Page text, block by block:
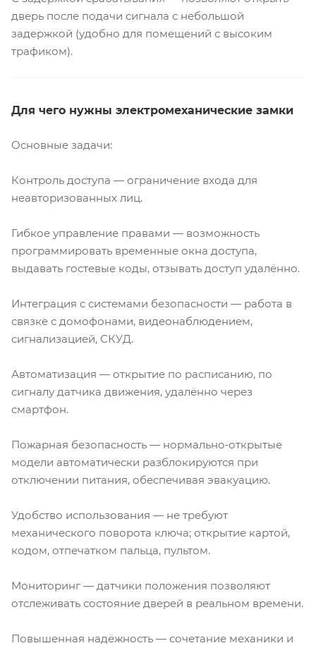
дверь после подачи сигнала с небольшой
задержкой (удобно для помещений с высоким
трафиком).
Для чего нужны электромеханические замки
Основные задачи:
Контроль доступа — ограничение входа для
неавторизованных лиц.
Гибкое управление правами — возможность
программировать временные окна доступа,
выдавать гостевые коды, отзывать доступ удалённо.
Интеграция с системами безопасности — работа в
связке с домофонами, видеонаблюдением,
сигнализацией, СКУД.
Автоматизация — открытие по расписанию, по
сигналу датчика движения, удалённо через
смартфон.
Пожарная безопасность — нормально‑открытые
модели автоматически разблокируются при
отключении питания, обеспечивая эвакуацию.
Удобство использования — не требуют
механического поворота ключа; открытие картой,
кодом, отпечатком пальца, пультом.
Мониторинг — датчики положения позволяют
отслеживать состояние дверей в реальном времени.
Повышенная надёжность — сочетание механики и